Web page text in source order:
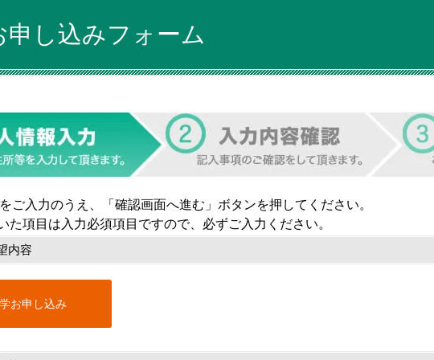
し込みフォーム
ご入力のうえ、「確認画面へ進む」ボタンを押してください。
た項目は入力必須項目ですので、必ずご入力ください。
内容
お申し込み